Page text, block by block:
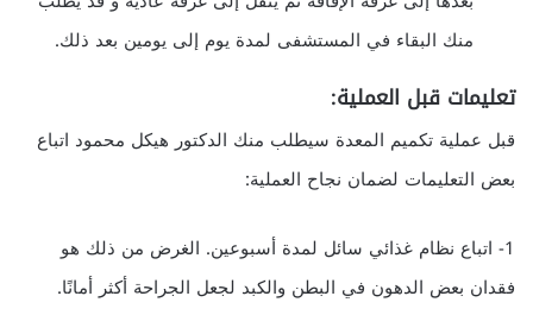
منك البقاء في المستشفى لمدة يوم إلى يومين بعد ذلك.
تعليمات قبل العملية:
قبل عملية تكميم المعدة سيطلب منك الدكتور هيكل محمود اتباع
بعض التعليمات لضمان نجاح العملية:
1- اتباع نظام غذائي سائل لمدة أسبوعين. الغرض من ذلك هو
فقدان بعض الدهون في البطن والكبد لجعل الجراحة أكثر أمانًا.